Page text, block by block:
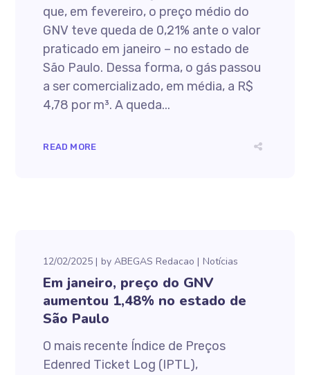
que, em fevereiro, o preço médio do
GNV teve queda de 0,21% ante o valor
praticado em janeiro – no estado de
São Paulo. Dessa forma, o gás passou
a ser comercializado, em média, a R$
4,78 por m³. A queda...
READ MORE
12/02/2025 byABEGAS Redacao Notícias
Em janeiro, preço do GNV
aumentou 1,48% no estado de
São Paulo
O mais recente Índice de Preços
Edenred Ticket Log (IPTL),